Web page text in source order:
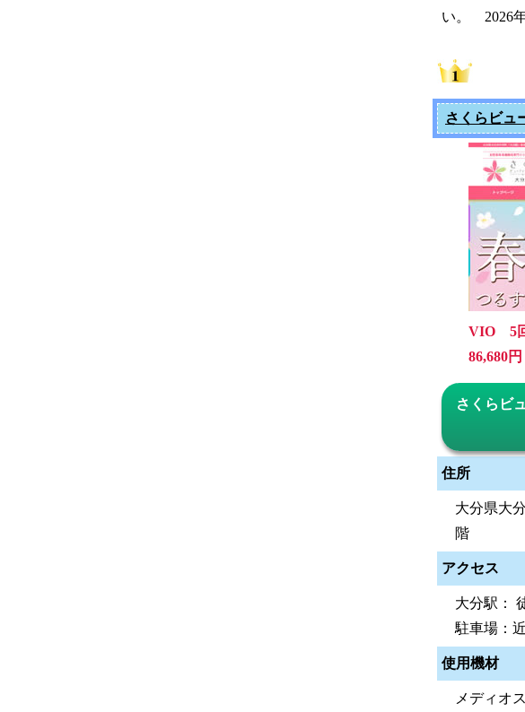
い。 2026年
さくらビュ
VIO 5
86,680円
さくらビ
住所
大分県大
階
アクセス
大分駅：
駐車場：
使用機材
メディオ